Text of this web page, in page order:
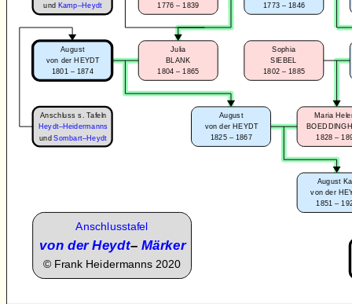
1776 – 1839 1773 – 1846
Julia
BLANK
1804 – 1865
August
von der HEYDT
1801 – 1874
Maria
1828 –
August
von der HEYDT
1825 – 1867
August
von der
1851 –
Sophia
SIEBEL
1802 – 1885
Anschluss s. Tafeln
Heydt–Heidermanns
undSombart–Heydt
und Kamp–Heydt
Anschlusstafel
von der Heydt–Märker
© Frank Heidermanns 2020